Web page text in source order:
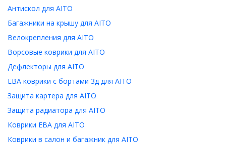
Антискол для AITO
Багажники на крышу для AITO
Велокрепления для AITO
Ворсовые коврики для AITO
Дефлекторы для AITO
ЕВА коврики с бортами 3д для AITO
Защита картера для AITO
Защита радиатора для AITO
Коврики ЕВА для AITO
Коврики в салон и багажник для AITO